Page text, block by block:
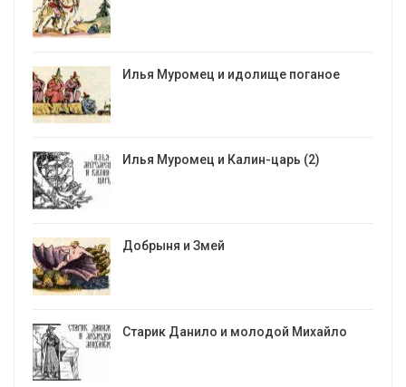
Илья Муромец и идолище поганое
Илья Муромец и Калин-царь (2)
Добрыня и Змей
Старик Данило и молодой Михайло